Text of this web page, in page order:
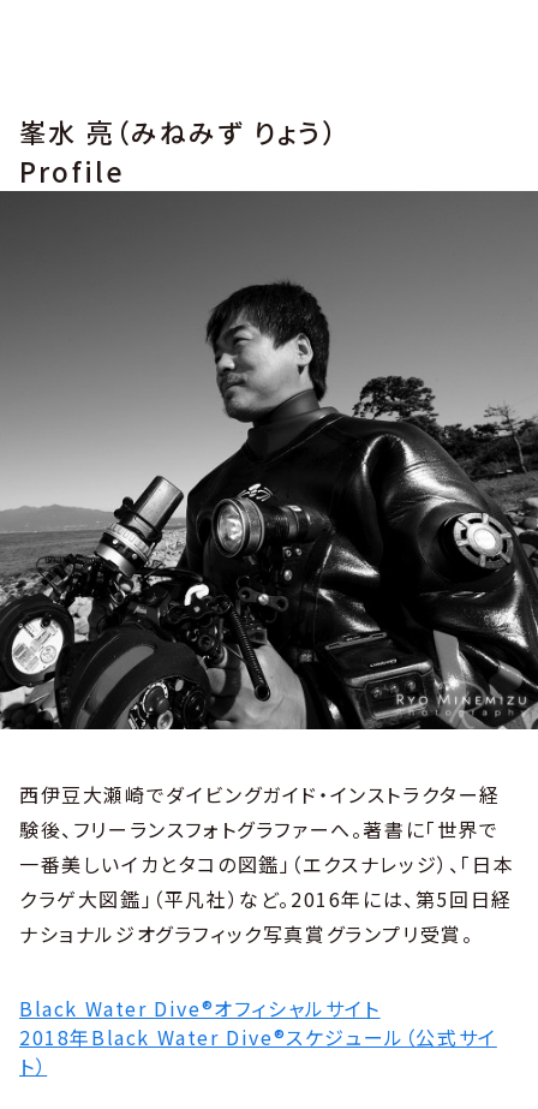
峯水 亮（みねみず りょう）
Profile
西伊豆大瀬崎でダイビングガイド・インストラクター経
験後、フリーランスフォトグラファーへ。著書に「世界で
一番美しいイカとタコの図鑑」（エクスナレッジ）、「日本
クラゲ大図鑑」（平凡社）など。2016年には、第5回日経
ナショナルジオグラフィック写真賞グランプリ受賞。
Black Water Dive®オフィシャルサイト
2018年Black Water Dive®スケジュール（公式サイ
ト）